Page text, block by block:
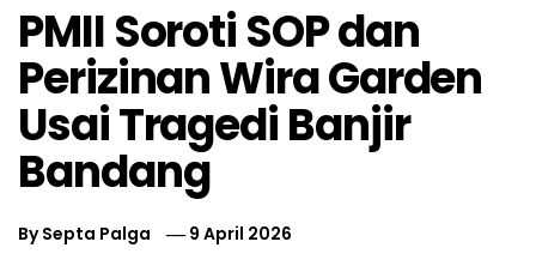
PMII Soroti SOP dan
Perizinan Wira Garden
Usai Tragedi Banjir
Bandang
BySepta Palga 9 April 2026